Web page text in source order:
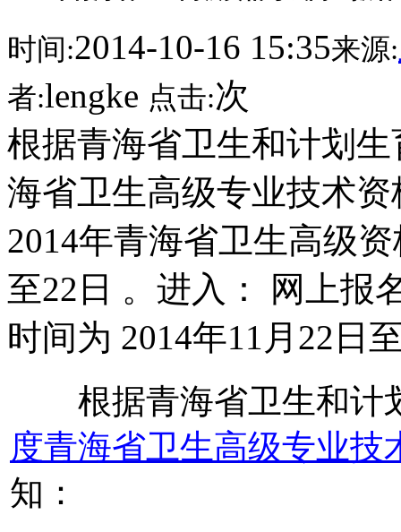
时间:2014-10-16 15:35来源:
者:lengke 点击:次
根据青海省卫生和计划
海省卫生高级专业技术
2014年青海省卫生高级
至22日 。进入： 网上报
时间为 2014年11月22日
根据青海省卫生和计
度青海省卫生高级专业
知：